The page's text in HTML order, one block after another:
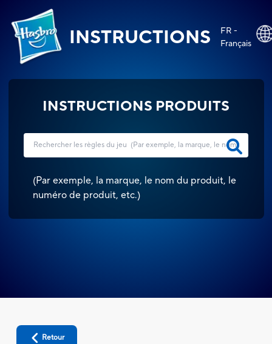
INSTRUCTIONS
FR -
Français
INSTRUCTIONS PRODUITS
(Par exemple, la marque, le nom du produit, le
numéro de produit, etc.)
Retour